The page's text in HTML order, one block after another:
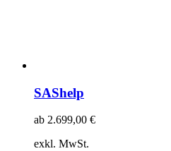
SAShelp
ab 2.699,00 €
exkl. MwSt.